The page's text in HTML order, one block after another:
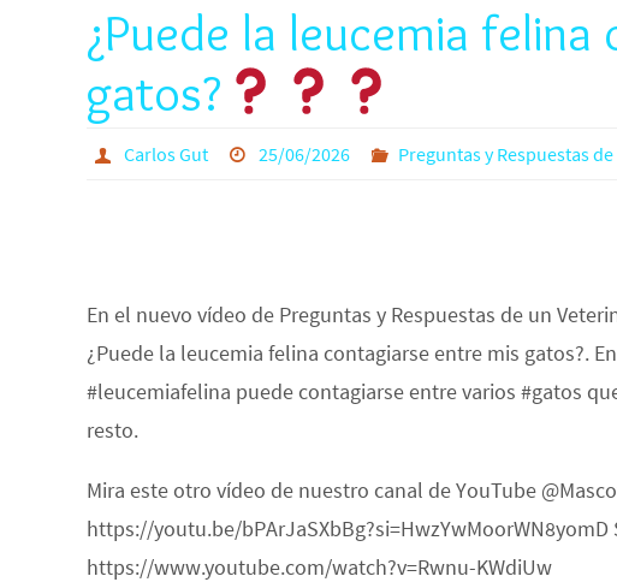
¿Puede la leucemia
gatos?
Carlos Gut 25/06/2026 Preguntas y Respuestas
En el nuevo vídeo de Preguntas y Respuestas de un
¿Puede la leucemia felina contagiarse entre mis gatos?.
#leucemiafelina puede contagiarse entre varios #gatos
resto.
Mira este otro vídeo de nuestro canal de YouTube
https://youtu.be/
https://www.youtube.com/watch?v=Rwnu-KWdiUw